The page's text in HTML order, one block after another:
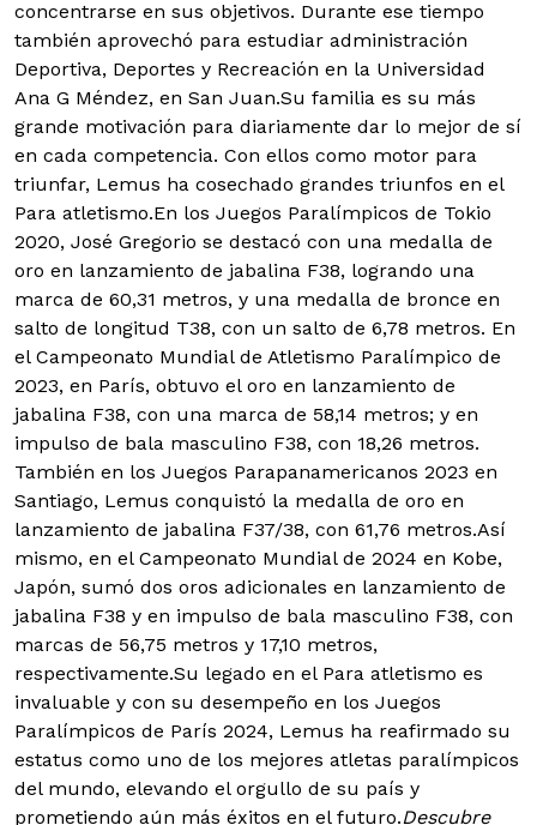
concentrarse en sus objetivos. Durante ese tiempo
también aprovechó para estudiar administración
Deportiva, Deportes y Recreación en la Universidad
Ana G Méndez, en San Juan.Su familia es su más
grande motivación para diariamente dar lo mejor de sí
en cada competencia. Con ellos como motor para
triunfar, Lemus ha cosechado grandes triunfos en el
Para atletismo.En los Juegos Paralímpicos de Tokio
2020, José Gregorio se destacó con una medalla de
oro en lanzamiento de jabalina F38, logrando una
marca de 60,31 metros, y una medalla de bronce en
salto de longitud T38, con un salto de 6,78 metros. En
el Campeonato Mundial de Atletismo Paralímpico de
2023, en París, obtuvo el oro en lanzamiento de
jabalina F38, con una marca de 58,14 metros; y en
impulso de bala masculino F38, con 18,26 metros.
También en los Juegos Parapanamericanos 2023 en
Santiago, Lemus conquistó la medalla de oro en
lanzamiento de jabalina F37/38, con 61,76 metros.Así
mismo, en el Campeonato Mundial de 2024 en Kobe,
Japón, sumó dos oros adicionales en lanzamiento de
jabalina F38 y en impulso de bala masculino F38, con
marcas de 56,75 metros y 17,10 metros,
respectivamente.Su legado en el Para atletismo es
invaluable y con su desempeño en los Juegos
Paralímpicos de París 2024, Lemus ha reafirmado su
estatus como uno de los mejores atletas paralímpicos
del mundo, elevando el orgullo de su país y
prometiendo aún más éxitos en el futuro.Descubre